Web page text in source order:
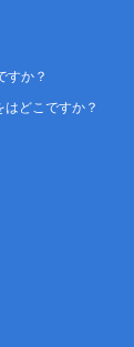
すか？
どこですか？